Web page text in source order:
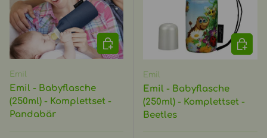
Emil
Emil - Babyflasche
(250ml) - Komplettset -
Pandabär
IN DEN WARENKORB
Emil
Emil - Babyflasche
(250ml) - Komplettset -
Beetles
IN DEN